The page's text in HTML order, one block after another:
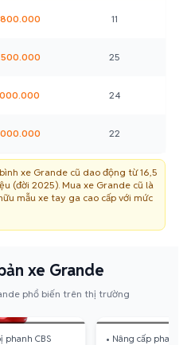
11
25
24
22
19
65
xe Grande cũ dao động từ 16,5
(đời 2025). Mua xe Grande cũ là
mẫu xe tay ga cao cấp với mức
xe Grande
phổ biến trên thị trường
phanh CBS
• Nâng cấp phanh